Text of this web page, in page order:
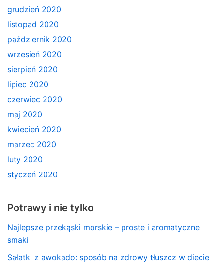
grudzień 2020
listopad 2020
październik 2020
wrzesień 2020
sierpień 2020
lipiec 2020
czerwiec 2020
maj 2020
kwiecień 2020
marzec 2020
luty 2020
styczeń 2020
Potrawy i nie tylko
Najlepsze przekąski morskie – proste i aromatyczne
smaki
Sałatki z awokado: sposób na zdrowy tłuszcz w diecie